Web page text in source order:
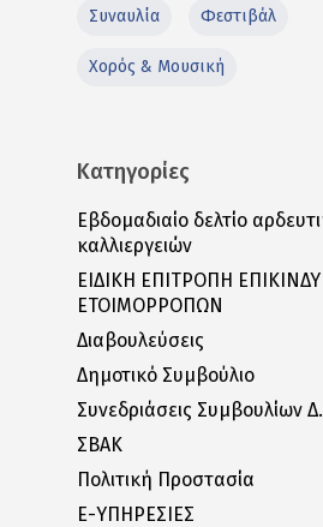
Συναυλία Φεστιβάλ
Χορός & Μουσική
Κατηγορίες
Εβδομαδιαίο δελτίο
καλλιεργειών
ΕΙΔΙΚΗ ΕΠΙΤΡΟΠΗ
ΕΤΟΙΜΟΡΡΟΠΩΝ
Διαβουλεύσεις
Δημοτικό Συμβούλιο
Συνεδριάσεις Συμβουλίων
ΣΒΑΚ
Πολιτική Προστασία
E-ΥΠΗΡΕΣΙΕΣ